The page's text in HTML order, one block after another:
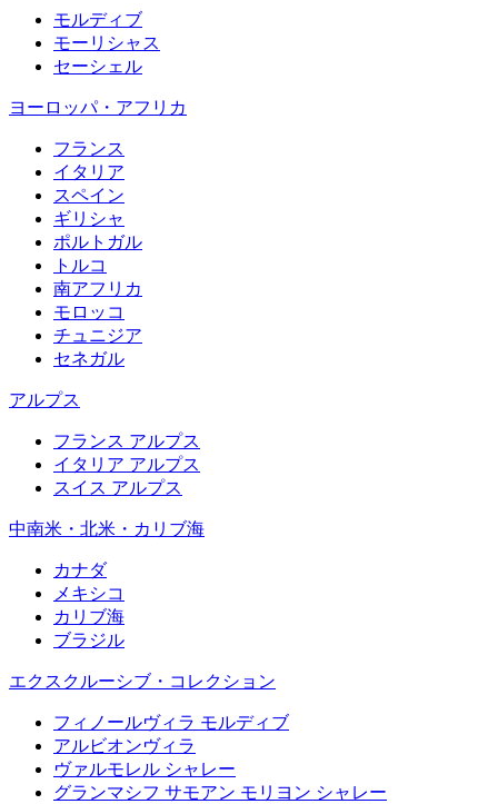
モルディブ
モーリシャス
セーシェル
ヨーロッパ・アフリカ
フランス
イタリア
スペイン
ギリシャ
ポルトガル
トルコ
南アフリカ
モロッコ
チュニジア
セネガル
アルプス
フランス アルプス
イタリア アルプス
スイス アルプス
中南米・北米・カリブ海
カナダ
メキシコ
カリブ海
ブラジル
エクスクルーシブ・コレクション
フィノールヴィラ モルディブ
アルビオンヴィラ
ヴァルモレル シャレー
グランマシフ サモアン モリヨン シャレー